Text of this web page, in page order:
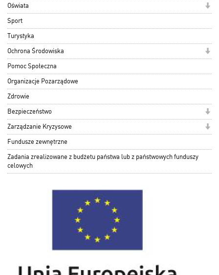
Oświata
Sport
Turystyka
Ochrona Środowiska
Pomoc Społeczna
Organizacje Pozarządowe
Zdrowie
Bezpieczeństwo
Zarządzanie Kryzysowe
Fundusze zewnętrzne
Zadania zrealizowane z budżetu państwa lub z państwowych funduszy
celowych